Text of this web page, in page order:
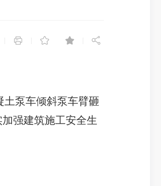
   
土泵车倾斜泵车臂砸
强建筑施工安全生